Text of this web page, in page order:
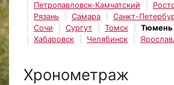
Петропавловск-Камчатский
Рязань
Самара Санкт-
Сочи
Сургут Томск Тюмень
Хабаровск
Челябинск
Хронометраж